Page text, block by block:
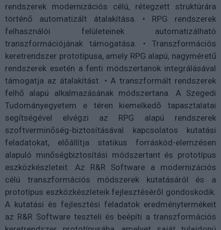
rendszerek modernizációs célú, rétegzett struktúrára
történő automatizált átalakítása. • RPG rendszerek
felhasználói felületeinek automatizálható
transzformációjának támogatása. • Transzformációs
keretrendszer prototípusa, amely RPG alapú, nagyméretű
rendszerek esetén a fenti módszertanok integrálásával
támogatja az átalakítást. • A transzformált rendszerek
felhő alapú alkalmazásának módszertana. A Szegedi
Tudományegyetem e téren kiemelkedő tapasztalatai
segítségével elvégzi az RPG alapú rendszerek
szoftverminőség-biztosításával kapcsolatos kutatási
feladatokat, előállítja statikus forráskód-elemzésen
alapuló minőségbiztosítási módszertant és prototípus
eszközkészleteit. Az R&R Software a modernizációs
célú transzformációs módszerek kutatásáról és a
prototípus eszközkészleteik fejlesztéséről gondoskodik.
A kutatási és fejlesztési feladatok eredménytermékeit
az R&R Software teszteli és beépíti a transzformációs